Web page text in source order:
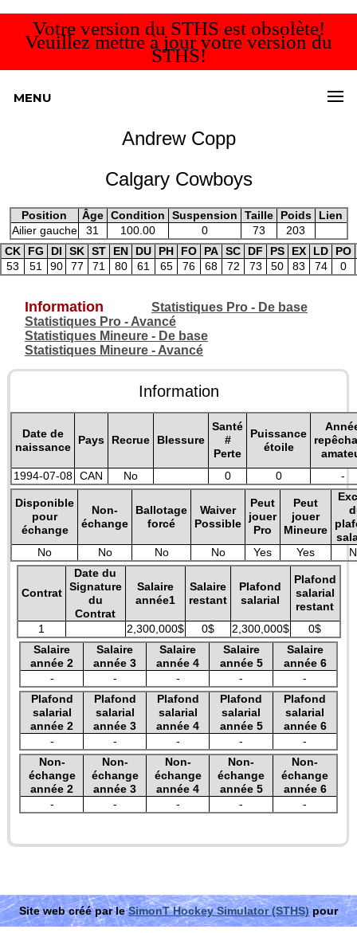
Votre version du STHS est obsolète!
Veuillez mettre à jour votre version du
STHS!
MENU
Andrew Copp
Calgary Cowboys
Position Âge Condition Suspension Taille Poids
Lien
Ailier gauche
31 100.00 0 73
203
CK
FG DI SK ST EN DU PH FO PA SC DF PS EX LD
PO
53
51 90 77 71 80 61 65 76 68 72 73 50 83 74 0
Information
Statistiques Pro - De base
Statistiques Pro - Avancé
Statistiques Mineure - De base
Statistiques Mineure - Avancé
Information
Date de
naissance
Pays Recrue Blessure
Santé
#
Perte
Puissance
étoile
1994-07-08 CAN No 0 0 -
Disponible
pour
échange
Non-
échange
Ballotage
forcé
Waiver
Possible
Peut
jouer
Pro
Peut
jouer
Mineure
No
No No No Yes Yes
Contrat
Date du
Signature
du
Contrat
Salaire
année1
Salaire
restant
Plafond
salarial
Plafond
salarial
restant
1
2,300,000$ 0$ 2,300,000$
0$
Salaire
année 2
Salaire
année 3
Salaire
année 4
Salaire
année 5
Salaire
année 6
-
- - -
-
Plafond
salarial
année 2
Plafond
salarial
année 3
Plafond
salarial
année 4
Plafond
salarial
année 5
Plafond
salarial
année 6
-
- - -
-
Non-
échange
année 2
Non-
échange
année 3
Non-
échange
année 4
Non-
échange
année 5
Non-
échange
année 6
-
- - - -
Site web créé par leSimonT Hockey Simulator (STHS)pour